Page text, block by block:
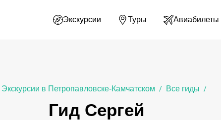
Экскурсии Туры Авиабилеты
Экскурсии в Петропавловске-Камчатском / Все гиды /
Гид Сергей